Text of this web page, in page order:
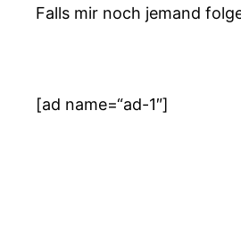
Falls mir noch jemand
[ad name=“ad-1″]